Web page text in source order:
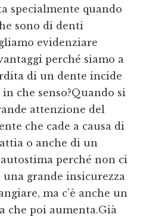
specialmente quando
sono di denti
evidenziare
perché siamo a
di un dente incide
che senso?Quando si
attenzione del
che cade a causa di
o anche di un
perché non ci
grande insicurezza
ma c’è anche un
che poi aumenta.Già